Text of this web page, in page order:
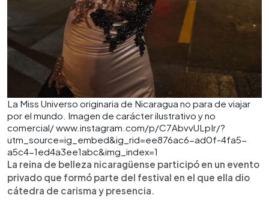
La Miss Universo originaria de Nicaragua no para de viajar
por el mundo. Imagen de carácter ilustrativo y no
comercial/ www.instagram.com/p/C7AbvvULpIr/?
utm_source=ig_embed&ig_rid=ee876ac6-ad0f-4fa5-
a5c4-1ed4a3ee1abc&img_index=1
La reina de belleza nicaragüense participó en un evento
privado que formó parte del festival en el que ella dio
cátedra de carisma y presencia.